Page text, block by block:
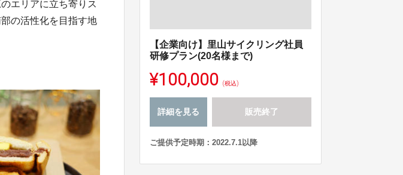
エリアに立ち寄りス
の活性化を目指す地
【企業向け】里山サイクリング社員
研修プラン(20名様まで)
¥100,000 (税込)
詳細を見る 販売終了
ご提供予定時期：2022.7.1以降